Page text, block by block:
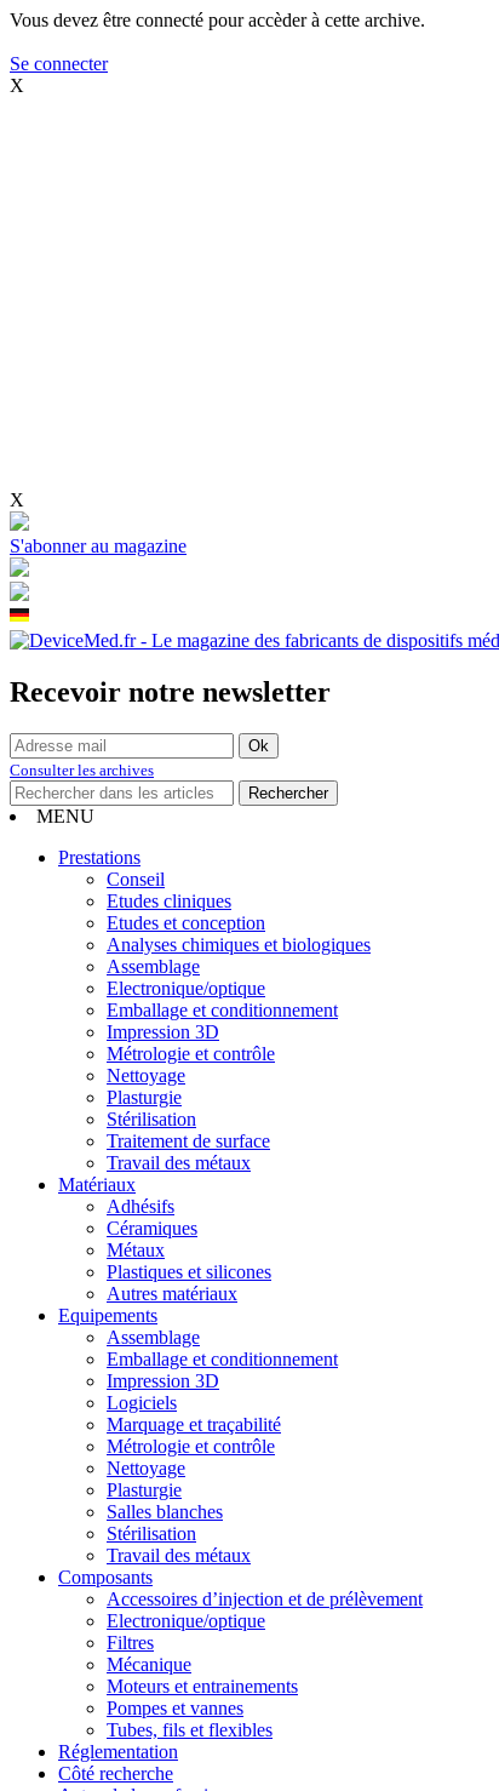
Vous devez être connecté pour accèder à cette archive.
Se connecter
X
X
S'abonner au magazine
Recevoir notre newsletter
Consulter les archives
MENU
Prestations
Conseil
Etudes cliniques
Etudes et conception
Analyses chimiques et biologiques
Assemblage
Electronique/optique
Emballage et conditionnement
Impression 3D
Métrologie et contrôle
Nettoyage
Plasturgie
Stérilisation
Traitement de surface
Travail des métaux
Matériaux
Adhésifs
Céramiques
Métaux
Plastiques et silicones
Autres matériaux
Equipements
Assemblage
Emballage et conditionnement
Impression 3D
Logiciels
Marquage et traçabilité
Métrologie et contrôle
Nettoyage
Plasturgie
Salles blanches
Stérilisation
Travail des métaux
Composants
Accessoires d’injection et de prélèvement
Electronique/optique
Filtres
Mécanique
Moteurs et entrainements
Pompes et vannes
Tubes, fils et flexibles
Réglementation
Côté recherche